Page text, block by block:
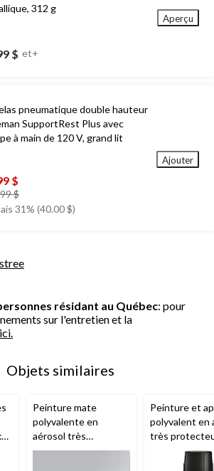
312 g
$ et+
Aperçu
pneumatique double hauteur
SupportRest Plus avec
à main de 120 V, grand lit
$
$prix
était
31% (40.00 $)
Ajouter
résidant au Québec: pour
sur l'entretien et la
Objets similaires
,
Peinture mate
polyvalente en
aérosol très
protectrice Rust-
Peinture et
polyvalent en
très
Rust-Oleum
Painter's